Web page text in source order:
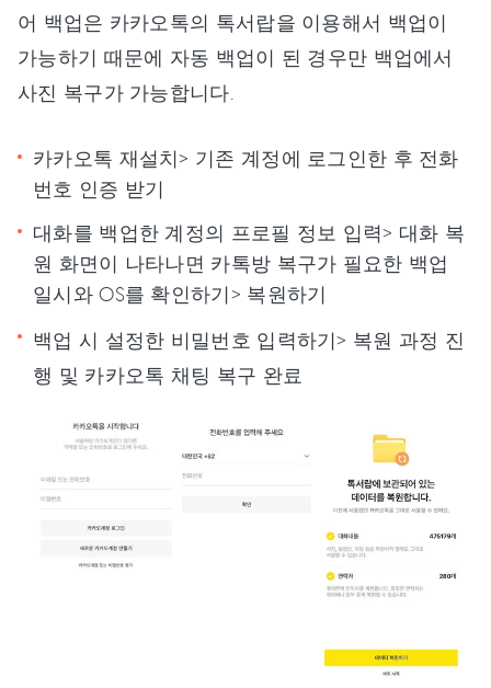
어 백업은 카카오톡의 톡서랍을 이용해서 백업이
가능하기 때문에 자동 백업이 된 경우만 백업에서
사진 복구가 가능합니다.
카카오톡 재설치> 기존 계정에 로그인한 후 전화
번호 인증 받기
대화를 백업한 계정의 프로필 정보 입력> 대화 복
원 화면이 나타나면 카톡방 복구가 필요한 백업
일시와 OS를 확인하기> 복원하기
백업 시 설정한 비밀번호 입력하기> 복원 과정 진
행 및 카카오톡 채팅 복구 완료